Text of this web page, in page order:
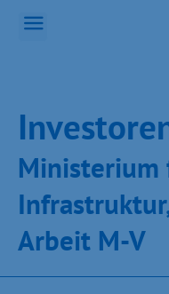
Ministeri­um
Ar­beit M-V